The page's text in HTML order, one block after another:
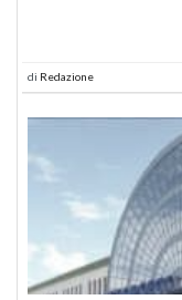
di Redazione